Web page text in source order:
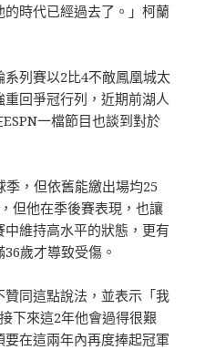
時代已經過去了。」柯蘭
列賽以2比4不敵鳳凰城太
回爭冠行列，近期前湖人
ESPN一檔節目也談到對於
，但依舊能繳出場均25
但他在季後賽表現，也讓
維持高水平的狀態，更有
歲才導致受傷。
同這點說法，並表示「我
下來這2年他會過得很艱
在這兩年內再度捧起冠軍